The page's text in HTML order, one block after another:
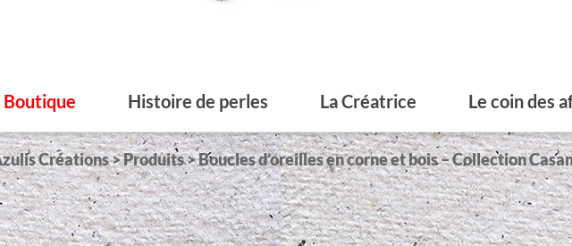
Boutique Histoire de perles La Créatrice Le coin des
Créations>Produits>Boucles d’oreilles en corne et bois – Collection